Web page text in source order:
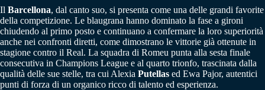
Il Barcellona, dal canto suo, si presenta come una delle grandi favorite
della competizione. Le blaugrana hanno dominato la fase a gironi
chiudendo al primo posto e continuano a confermare la loro superiorità
anche nei confronti diretti, come dimostrano le vittorie già ottenute in
stagione contro il Real. La squadra di Romeu punta alla sesta finale
consecutiva in Champions League e al quarto trionfo, trascinata dalla
qualità delle sue stelle, tra cui Alexia Putellas ed Ewa Pajor, autentici
punti di forza di un organico ricco di talento ed esperienza.